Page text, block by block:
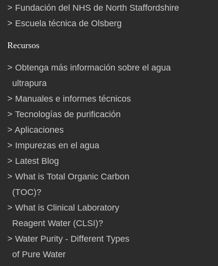
Fundación del NHS de North Staffordshire
Escuela técnica de Olsberg
Recursos
Obtenga más información sobre el agua
ultrapura
Manuales e informes técnicos
Tecnologías de purificación
Aplicaciones
Impurezas en el agua
Latest Blog
What is Total Organic Carbon
(TOC)?
What is Clinical Laboratory
Reagent Water (CLSI)?
Water Purity - Different Types
of Pure Water